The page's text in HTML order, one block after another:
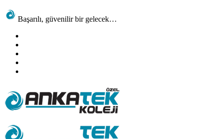
Başarılı, güvenilir bir gelecek…